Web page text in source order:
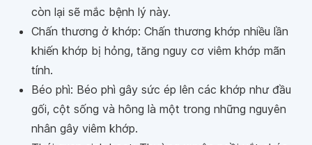
còn lại sẽ mắc bệnh lý này.
Chấn thương ở khớp: Chấn thương khớp nhiều lần
khiến khớp bị hỏng, tăng nguy cơ viêm khớp mãn
tính.
Béo phì: Béo phì gây sức ép lên các khớp như đầu
gối, cột sống và hông là một trong những nguyên
nhân gây viêm khớp.